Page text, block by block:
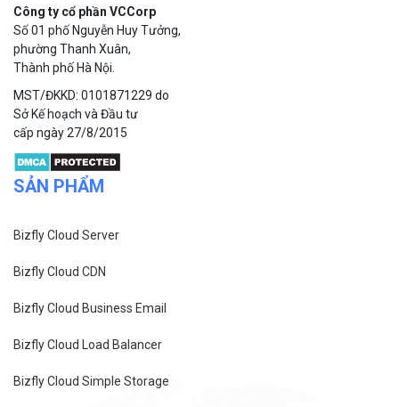
Công ty cổ phần VCCorp
Số 01 phố Nguyễn Huy Tưởng,
phường Thanh Xuân,
Thành phố Hà Nội.
MST/ĐKKD: 0101871229 do
Sở Kế hoạch và Đầu tư
cấp ngày 27/8/2015
SẢN PHẨM
Bizfly Cloud Server
Bizfly Cloud CDN
Bizfly Cloud Business Email
Bizfly Cloud Load Balancer
Bizfly Cloud Simple Storage